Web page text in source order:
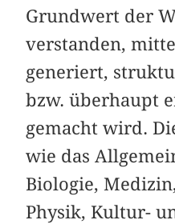
Grundwert der
verstanden,
generiert,
bzw. überhaupt
gemacht wird.
wie das
Biologie,
Physik, Kultur-